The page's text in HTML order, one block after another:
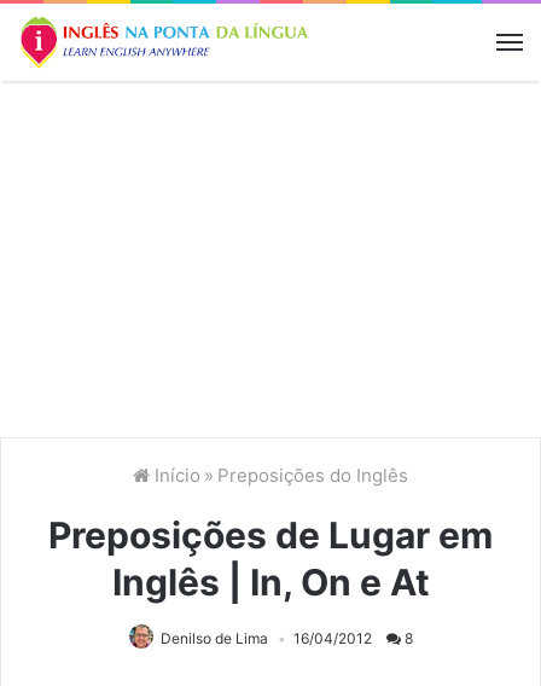
Início » Preposições do Inglês
Preposições de Lugar em
Inglês | In, On e At
Denilso de Lima 16/04/2012 8